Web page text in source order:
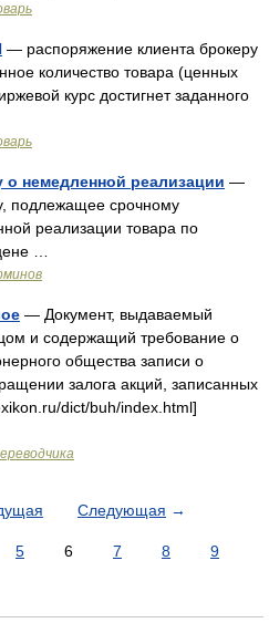
— распоряжение клиента брокеру
количество товара (ценных
курс достигнет заданного
о немедленной реализации —
подлежащее срочному
реализации товара по
…
— Документ, выдаваемый
и содержащий требование о
общества записи о
залога акций, записанных
dict/buh/index.html]
Следующая →
5 6 7 8
9